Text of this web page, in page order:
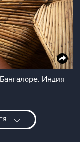
Индия